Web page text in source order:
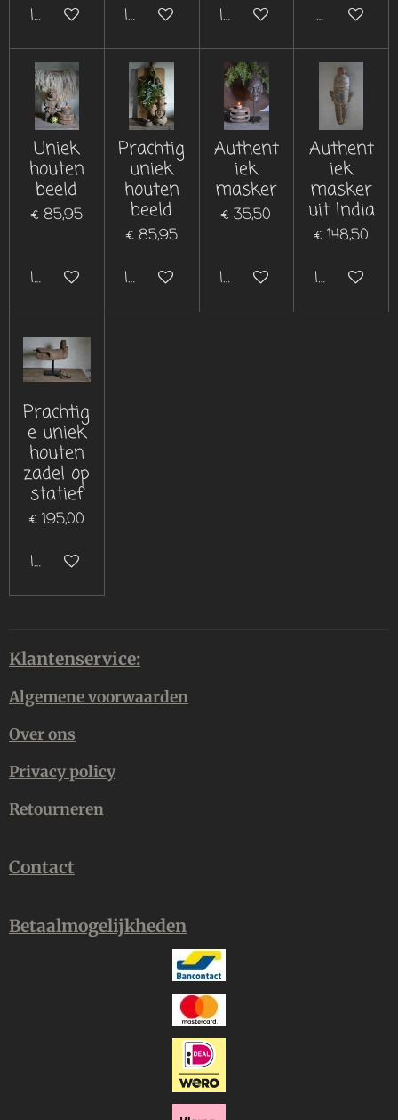
In winkelwagenIn winkelwagenIn winkelwagenBekijk
Uniek
houten
beeld
€ 85,95
In winkelwagen
Prachtig
uniek
houten
beeld
€ 85,95
In winkelwagen
Authent
iek
masker
€ 35,50
In winkelwagen
Authent
iek
masker
uit India
€ 148,50
In
Prachtig
e uniek
houten
zadel op
statief
€ 195,00
In winkelwagen
Klantenservice:
Algemene voorwaarden
Over ons
Privacy policy
Retourneren
Contact
Betaalmogelijkheden